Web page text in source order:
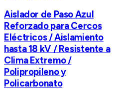
Aislador de Paso Azul
Reforzado para Cercos
Eléctricos / Aislamiento
hasta 18 kV / Resistente a
Clima Extremo /
Polipropileno y
Policarbonato